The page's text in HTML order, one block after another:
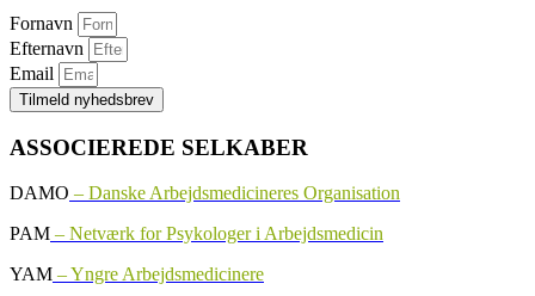
Fornavn
Efternavn
Email
Tilmeld nyhedsbrev
ASSOCIEREDE SELKABER
DAMO – Danske Arbejdsmedicineres Organisation
PAM – Netværk for Psykologer i Arbejdsmedicin
YAM – Yngre Arbejdsmedicinere